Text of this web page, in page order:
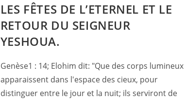
LES FÊTES DE L’ETERNEL ET LE
RETOUR DU SEIGNEUR
YESHOUA.
Genèse1 : 14; Elohim dit: "Que des corps lumineux
apparaissent dans l'espace des cieux, pour
distinguer entre le jour et la nuit; ils serviront de